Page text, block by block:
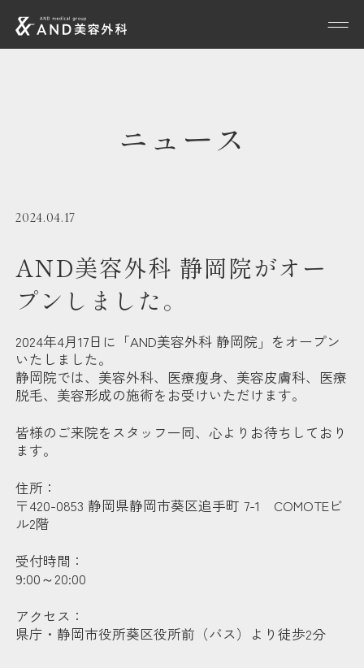
ニュース
2024.04.17
AND美容外科 静岡院がオー
プンしました。
2024年4月17日に「AND美容外科 静岡院」をオープン
いたしました。
静岡院では、美容外科、医療瘦身、美容皮膚科、医療
脱毛、美容形成の施術をお受けいただけます。
皆様のご来院をスタッフ一同、心よりお待ちしており
ます。
住所：
〒420-0853 静岡県静岡市葵区追手町 7-1 COMOTEビ
ル2階
受付時間：
9:00～20:00
アクセス：
県庁・静岡市役所葵区役所前（バス）より徒歩2分